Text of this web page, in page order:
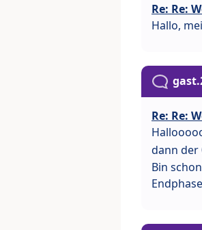
Re: Re:
Hallo,
Re: Re:
dann der
Bin